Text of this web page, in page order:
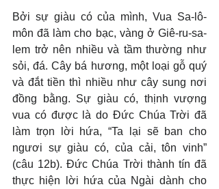
Bởi sự giàu có của mình, Vua Sa-lô-
môn đã làm cho bạc, vàng ở Giê-ru-sa-
lem trở nên nhiều và tầm thường như
sỏi, đá. Cây bá hương, một loại gỗ quý
và đắt tiền thì nhiều như cây sung nơi
đồng bằng. Sự giàu có, thịnh vượng
vua có được là do Đức Chúa Trời đã
làm trọn lời hứa, “Ta lại sẽ ban cho
ngươi sự giàu có, của cải, tôn vinh”
(câu 12b). Đức Chúa Trời thành tín đã
thực hiện lời hứa của Ngài dành cho